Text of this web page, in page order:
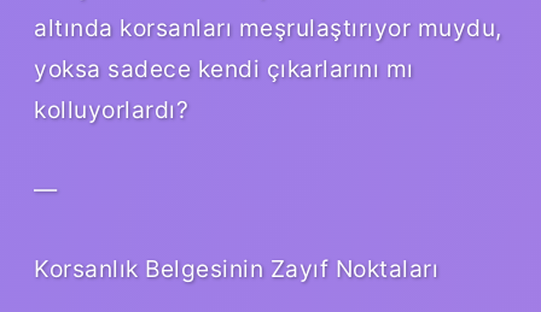
altında korsanları meşrulaştırıyor muydu,
yoksa sadece kendi çıkarlarını mı
kolluyorlardı?
—
Korsanlık Belgesinin Zayıf Noktaları